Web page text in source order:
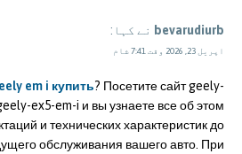
bevarudiurb نے کہا:
اپریل 23, 2026 وقت 7:41 شام
em i купить? Посетите сайт geely-
ex5-em-i и вы узнаете все об этом
и технических характеристик до
обслуживания вашего авто. При